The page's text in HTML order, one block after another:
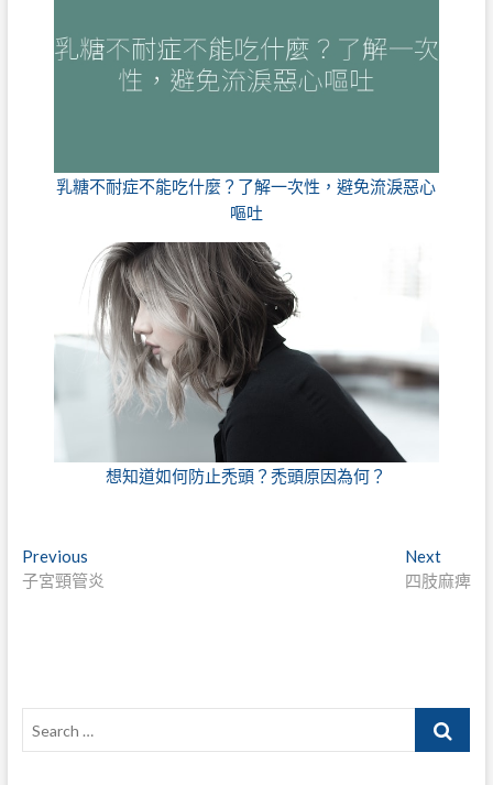
乳糖不耐症不能吃什麼？了解一次性，避免流淚惡心
嘔吐
想知道如何防止禿頭？禿頭原因為何？
文
章
PreviousPrevious
post:
子宮頸管炎
NextNext
post:
四肢麻痺
Search